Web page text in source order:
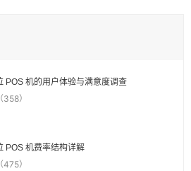
POS 机的用户体验与满意度调查
）
POS 机费率结构详解
）